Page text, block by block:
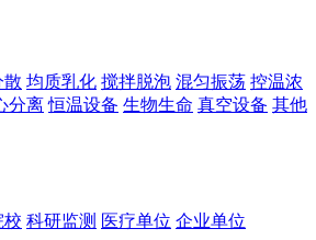
散 均质乳化 搅拌脱泡 混匀振荡 控温浓
分离 恒温设备 生物生命 真空设备 其他
校 科研监测 医疗单位 企业单位